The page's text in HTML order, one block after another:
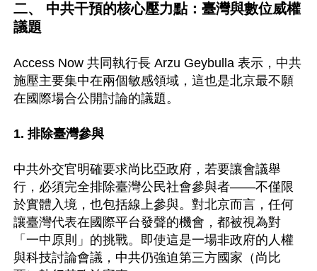
二、 中共干預的核心壓力點：臺灣與數位威權
議題
Access Now 共同執行長 Arzu Geybulla 表示，中共
施壓主要集中在兩個敏感領域，這也是北京最不願
在國際場合公開討論的議題。
1. 排除臺灣參與
中共外交官明確要求尚比亞政府，若要讓會議舉
行，必須完全排除臺灣公民社會參與者——不僅限
於實體入境，也包括線上參與。對北京而言，任何
讓臺灣代表在國際平台發聲的機會，都被視為對
「一中原則」的挑戰。即使這是一場非政府的人權
與科技討論會議，中共仍強迫第三方國家（尚比